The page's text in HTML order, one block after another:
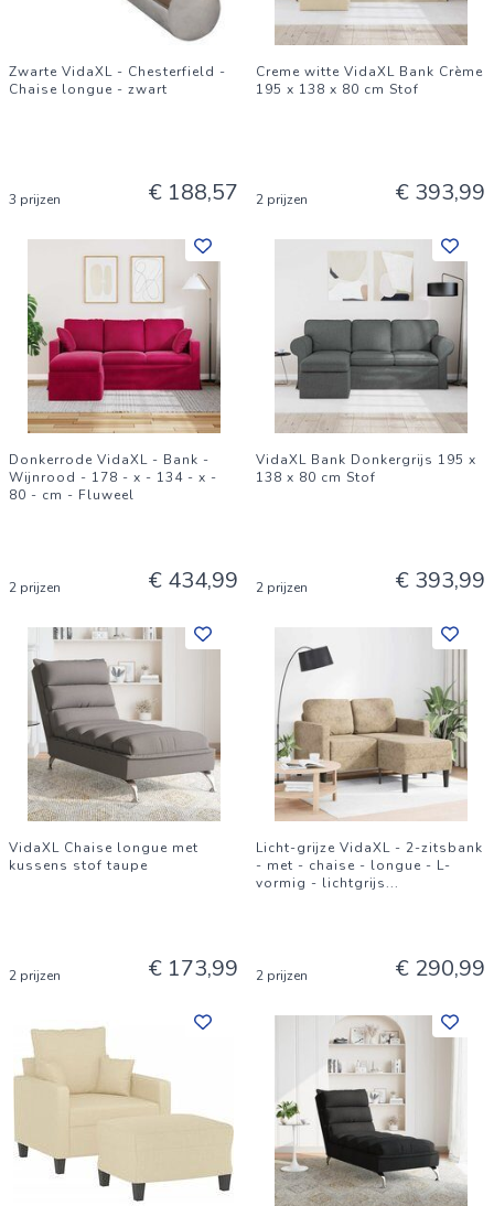
Zwarte VidaXL - Chesterfield -
Chaise longue - zwart
3 prijzen € 188,57
Creme witte VidaXL Bank Crème
195 x 138 x 80 cm Stof
2 prijzen € 393,99
Donkerrode VidaXL - Bank -
Wijnrood - 178 - x - 134 - x -
80 - cm - Fluweel
2 prijzen € 434,99
VidaXL Bank Donkergrijs 195 x
138 x 80 cm Stof
2 prijzen € 393,99
VidaXL Chaise longue met
kussens stof taupe
2 prijzen € 173,99
Licht-grijze VidaXL - 2-zitsbank
- met - chaise - longue - L-
vormig - lichtgrijs...
2 prijzen € 290,99